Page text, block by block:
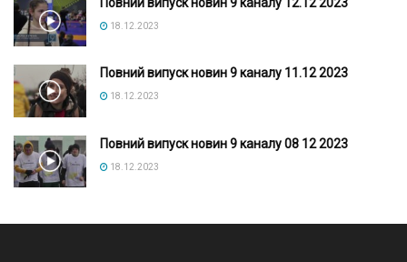
Повний випуск новин 9 каналу 12.12 2023
18.12.2023
Повний випуск новин 9 каналу 11.12 2023
18.12.2023
Повний випуск новин 9 каналу 08 12 2023
18.12.2023